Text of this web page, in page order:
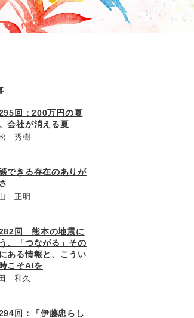
回：200万円の夏
会社が消える夏
秀樹
できる存在のありが
正明
回 熊本の地震に
、「つながる」その
ある情報と、こうい
こそAIを
和久
回：「伊藤忠らし